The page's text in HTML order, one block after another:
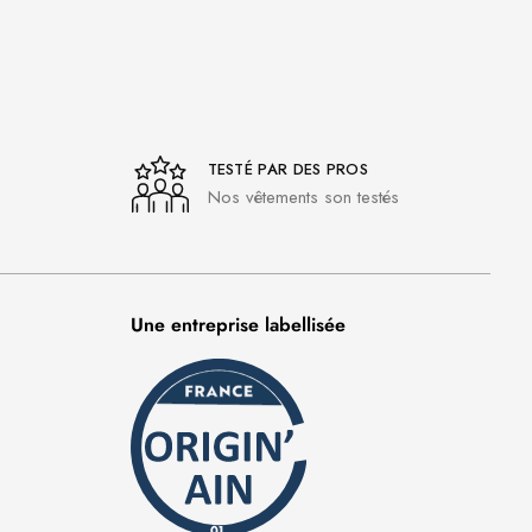
TESTÉ PAR DES PROS
Nos vêtements son testés
Une entreprise labellisée